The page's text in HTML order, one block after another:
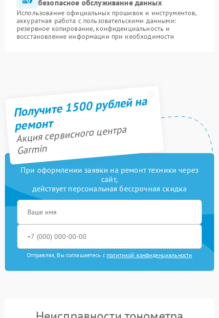
безопасное обслуживание данных
Использование официальных прошивок и инструментов,
аккуратная работа с пользовательскими данными:
резервное копирование, конфиденциальность и
восстановление информации при необходимости
Получите 1500 рублей на
ремонт
Акция сервисного центра
Garmin
При оформлении заявки на ремонт техники через
сайт,
действует персональная бессрочная скидка
Отправляя, Вы соглашаетесь с политикой конфиденциальности